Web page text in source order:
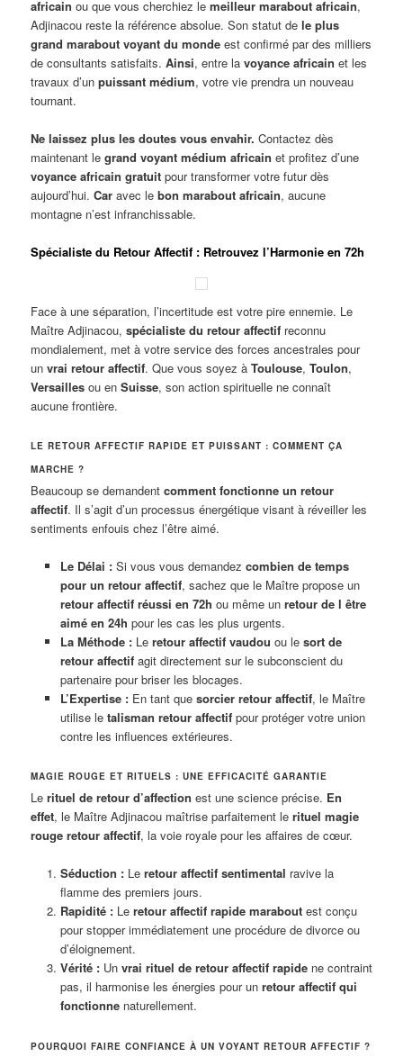
africain ou que vous cherchiez lemeilleur marabout africain,
Adjinacou reste la référence absolue. Son statut dele plus
grand marabout voyant du monde est confirmé par des milliers
de consultants satisfaits.Ainsi, entre lavoyance africain et les
travaux d’unpuissant médium, votre vie prendra un nouveau
tournant.
Ne laissez plus les doutes vous envahir. Contactez dès
maintenant legrand voyant médium africain et profitez d’une
voyance africain gratuit pour transformer votre futur dès
aujourd’hui.Car avec lebon marabout africain, aucune
montagne n’est infranchissable.
Spécialiste du Retour Affectif : Retrouvez l’Harmonie en 72h
Face à une séparation, l’incertitude est votre pire ennemie. Le
Maître Adjinacou,spécialiste du retour affectif reconnu
mondialement, met à votre service des forces ancestrales pour
unvrai retour affectif. Que vous soyez àToulouse,Toulon,
Versailles ou enSuisse, son action spirituelle ne connaît
aucune frontière.
LE RETOUR AFFECTIF RAPIDE ET PUISSANT : COMMENT ÇA
MARCHE ?
Beaucoup se demandentcomment fonctionne un retour
affectif. Il s’agit d’un processus énergétique visant à réveiller les
sentiments enfouis chez l’être aimé.
Le Délai :Si vous vous demandez combien de temps
pour un retour affectif, sachez que le Maître propose un
retour affectif réussi en 72h ou même un retour de l être
aimé en 24h pour les cas les plus urgents.
La Méthode :Le retour affectif vaudou ou le sort de
retour affectifagit directement sur le subconscient du
partenaire pour briser les blocages.
L’Expertise :En tant que sorcier retour affectif, le Maître
utilise le talisman retour affectifpour protéger votre union
contre les influences extérieures.
MAGIE ROUGE ET RITUELS : UNE EFFICACITÉ GARANTIE
Lerituel de retour d’affection est une science précise. En
effet, le Maître Adjinacou maîtrise parfaitement lerituel magie
rouge retour affectif, la voie royale pour les affaires de cœur.
Séduction :Le retour affectif sentimental ravive la
flamme des premiers jours.
Rapidité :Le retour affectif rapide maraboutest conçu
pour stopper immédiatement une procédure de divorce ou
d’éloignement.
Vérité :Un vrai rituel de retour affectif rapidene contraint
pas, il harmonise les énergies pour un retour affectif qui
fonctionnenaturellement.
POURQUOI FAIRE CONFIANCE À UN VOYANT RETOUR AFFECTIF ?